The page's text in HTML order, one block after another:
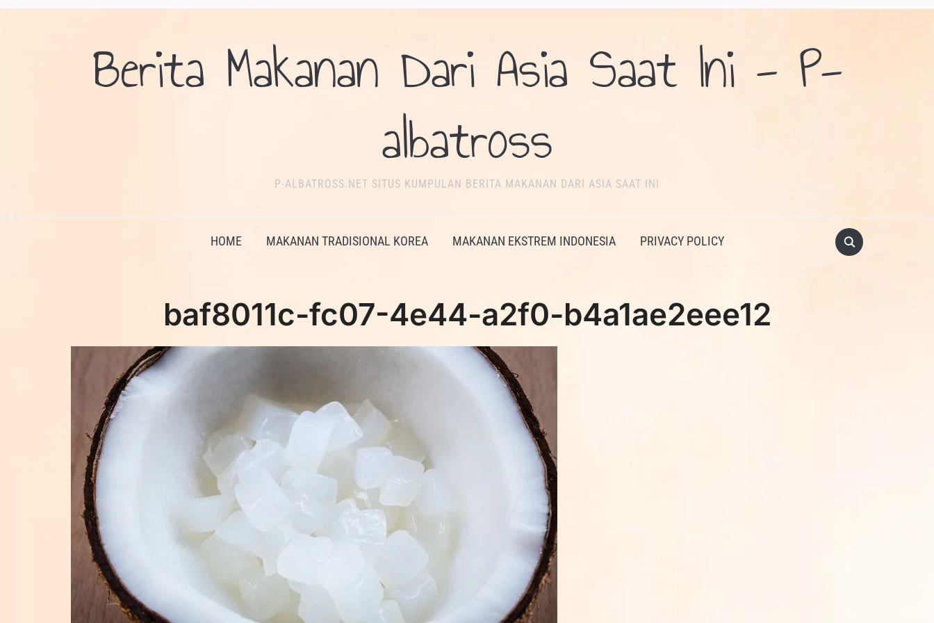
Berita Makanan Dari Asia Saat Ini - P-
albatross
P-ALBATROSS.NET SITUS KUMPULAN BERITA MAKANAN DARI ASIA SAAT INI
HOME MAKANAN TRADISIONAL KOREA MAKANAN EKSTREM INDONESIA PRIVACY POLICY
baf8011c-fc07-4e44-a2f0-b4a1ae2eee12